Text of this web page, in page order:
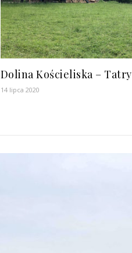
Dolina Kościeliska – Tatry
14 lipca 2020